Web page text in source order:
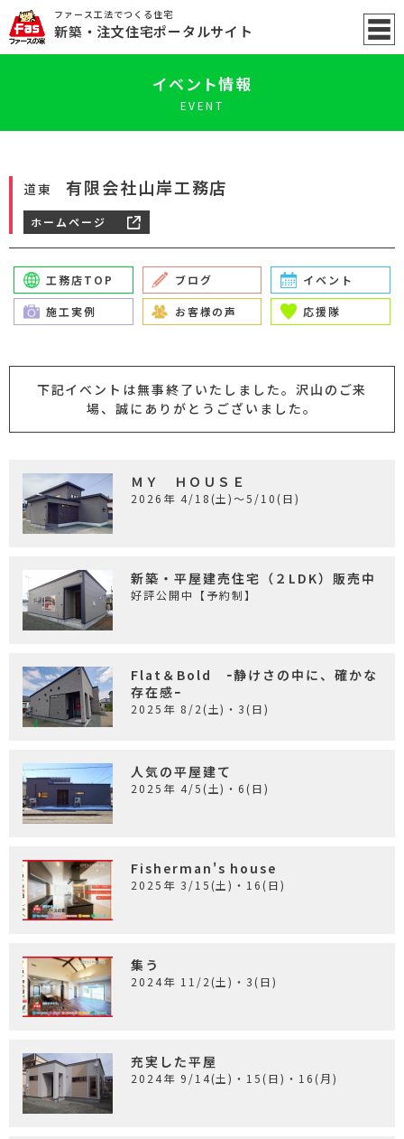
ファース工法でつくる住宅
新築 ・注文住宅ポータルサイト
イベント情報
EVENT
道東 有限会社山岸工務店
ホームページ
工務店TOP ブログ イベント
施工実例 お客様の声 応援隊
下記イベントは無事終了いたしました。沢山のご来
場、誠にありがとうございました。
ＭＹ ＨＯＵＳＥ
2026年 4/18(土)～5/10(日)
新築・平屋建売住宅（２LDK）販売中
好評公開中【予約制】
Flat＆Bold ｰ静けさの中に、確かな
存在感ｰ
2025年 8/2(土)・3(日)
人気の平屋建て
2025年 4/5(土)・6(日)
Fisherman's house
2025年 3/15(土)・16(日)
集う
2024年 11/2(土)・3(日)
充実した平屋
2024年 9/14(土)・15(日)・16(月)